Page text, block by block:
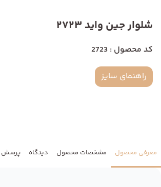
شلوار جین واید 2723
کد محصول : 2723
راهنمای سایز
معرفی محصول مشخصات محصول دیدگاه پرسش